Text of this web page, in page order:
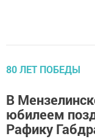
80 ЛЕТ ПОБЕДЫ
В
юбилеем
Рафику